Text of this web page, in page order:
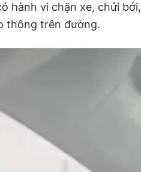
hành vi chặn xe, chửi bới,
thông trên đường.